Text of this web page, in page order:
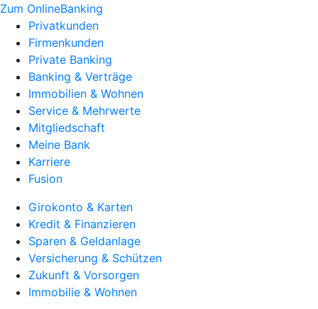
Zum OnlineBanking
Privatkunden
Firmenkunden
Private Banking
Banking & Verträge
Immobilien & Wohnen
Service & Mehrwerte
Mitgliedschaft
Meine Bank
Karriere
Fusion
Girokonto & Karten
Kredit & Finanzieren
Sparen & Geldanlage
Versicherung & Schützen
Zukunft & Vorsorgen
Immobilie & Wohnen